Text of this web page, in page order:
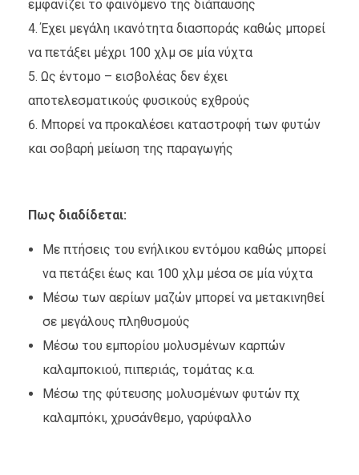
εμφανίζει το φαινόμενο της διάπαυσης
Έχει μεγάλη ικανότητα διασποράς καθώς μπορεί
να πετάξει μέχρι 100 χλμ σε μία νύχτα
Ως έντομο – εισβολέας δεν έχει
αποτελεσματικούς φυσικούς εχθρούς
Μπορεί να προκαλέσει καταστροφή των φυτών
και σοβαρή μείωση της παραγωγής
Πως διαδίδεται:
Με πτήσεις του ενήλικου εντόμου καθώς μπορεί
να πετάξει έως και 100 χλμ μέσα σε μία νύχτα
Μέσω των αερίων μαζών μπορεί να μετακινηθεί
σε μεγάλους πληθυσμούς
Μέσω του εμπορίου μολυσμένων καρπών
καλαμποκιού, πιπεριάς, τομάτας κ.α.
Μέσω της φύτευσης μολυσμένων φυτών πχ
καλαμπόκι, χρυσάνθεμο, γαρύφαλλο